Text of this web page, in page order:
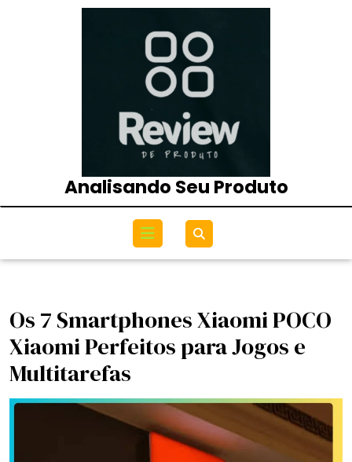
Analisando Seu Produto
Open
Menu
Os 7 Smartphones Xiaomi POCO
Xiaomi Perfeitos para Jogos e
Multitarefas